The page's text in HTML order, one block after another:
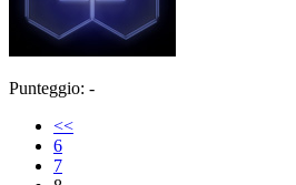
Punteggio: -
<<
6
7